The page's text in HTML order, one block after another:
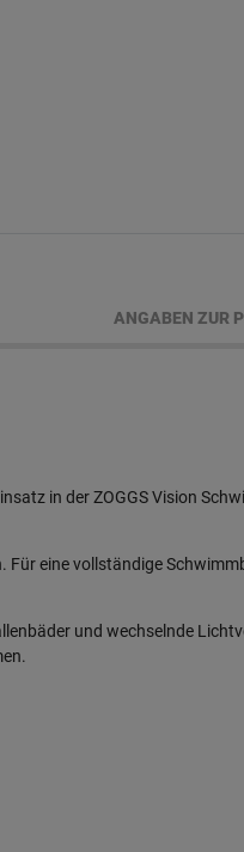
ANGABEN ZUR
in der ZOGGS Vision
eine vollständige
und wechselnde